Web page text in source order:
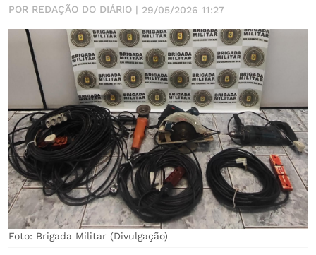
POR REDAÇÃO DO DIÁRIO | 29/05/2026 11:27
Foto: Brigada Militar (Divulgação)